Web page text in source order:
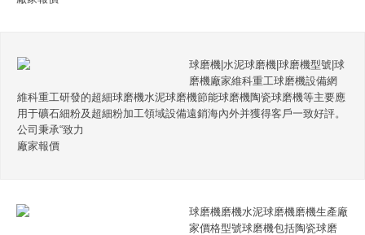
球磨機|水泥球磨機|球磨機型號|球
磨機廠家維科重工球磨機設備網
維科重工研發的超細球磨機水泥球磨機節能球磨機陶瓷球磨機等主要應
用于礦石細粉及超細粉加工領域設備遠銷海內外并獲得客戶一致好評。
公司秉承“致力
廠家報價
球磨機磨機水泥球磨機磨機生產廠
家價格型號球磨機包括陶瓷球磨